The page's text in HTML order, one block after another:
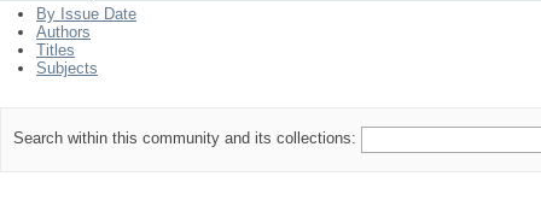
By Issue Date
Authors
Titles
Subjects
Search within this community and its collections: